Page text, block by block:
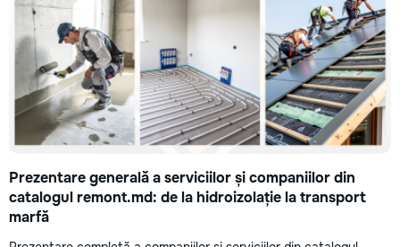
Prezentare generală a serviciilor și companiilor din
catalogul remont.md: de la hidroizolație la transport
marfă